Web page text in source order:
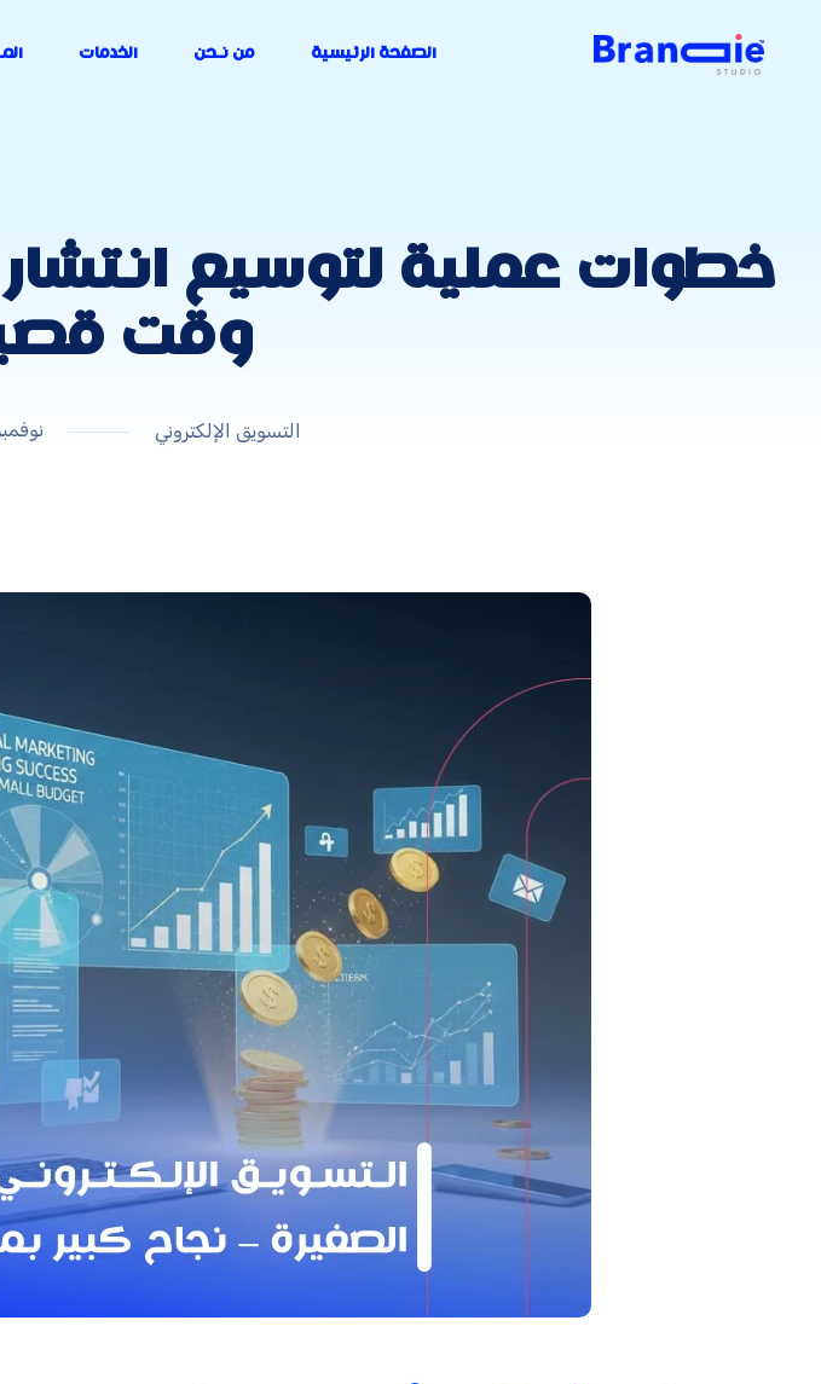
الصفحة الرئيسية من نـحن الخدمات
خطوات عملية لتوسيع
وقت
التسويق الإلكتروني نوفمبر 16,